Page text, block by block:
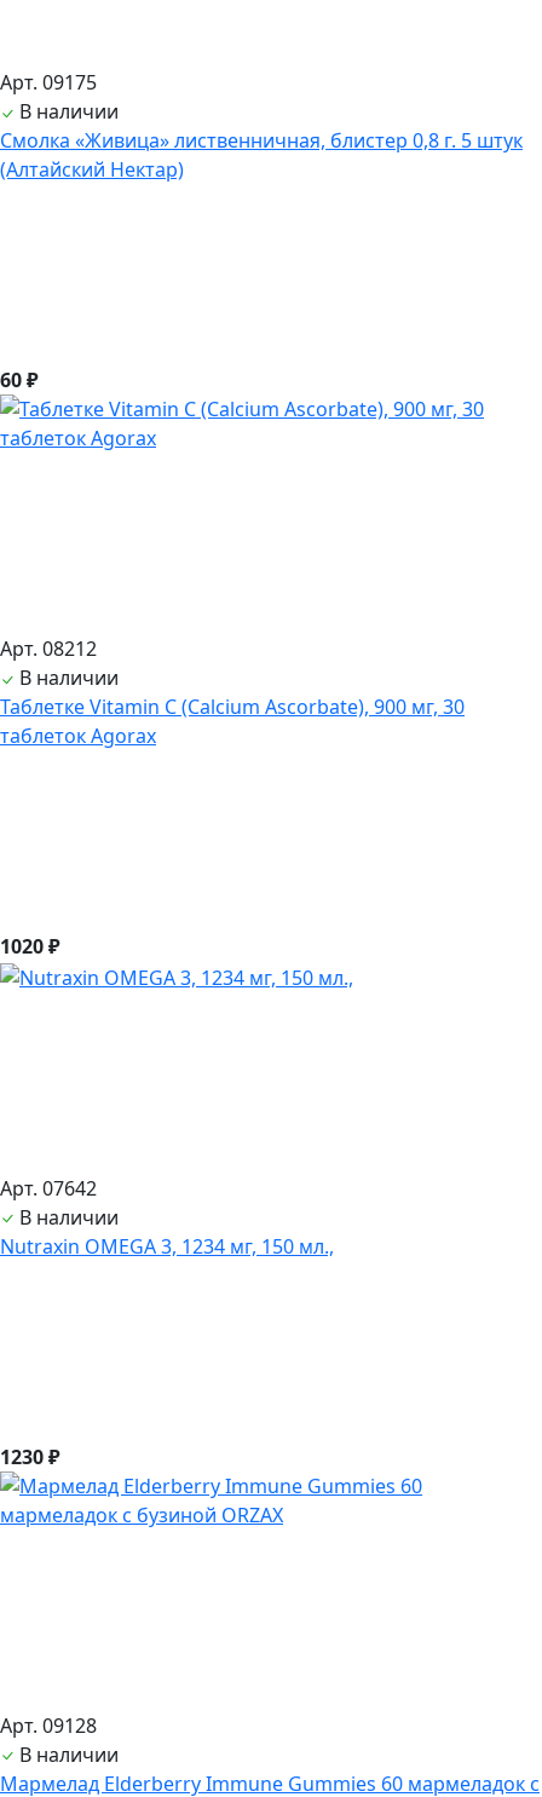
Арт. 09175
В наличии
Смолка «Живица» лиственничная, блистер 0,8 г. 5 штук
(Алтайский Нектар)
60 ₽
Арт. 08212
В наличии
Таблетке Vitamin C (Calcium Ascorbate), 900 мг, 30
таблеток Agorax
1020 ₽
Арт. 07642
В наличии
Nutraxin OMEGA 3, 1234 мг, 150 мл.,
1230 ₽
Арт. 09128
В наличии
Мармелад Elderberry Immune Gummies 60 мармеладок с